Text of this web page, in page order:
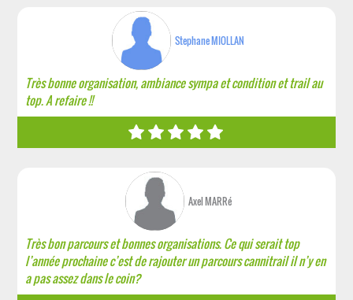
Stephane MIOLLAN
Très bonne organisation, ambiance sympa et condition et trail au
top. A refaire !!
Axel MARRé
Très bon parcours et bonnes organisations. Ce qui serait top
l’année prochaine c’est de rajouter un parcours cannitrail il n’y en
a pas assez dans le coin?